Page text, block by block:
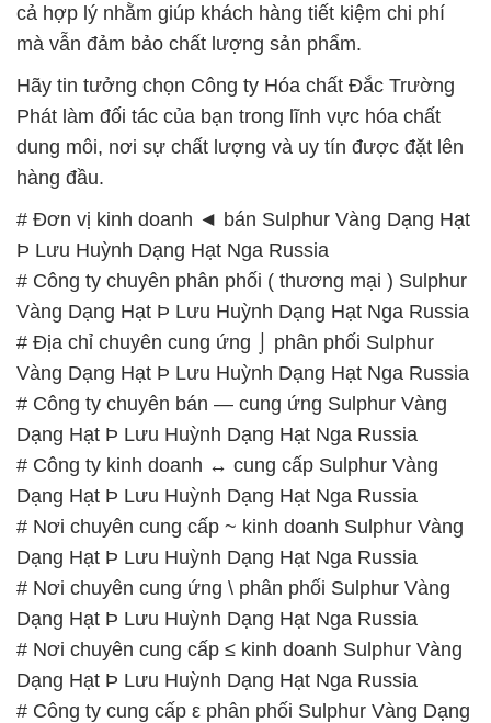
cả hợp lý nhằm giúp khách hàng tiết kiệm chi phí
mà vẫn đảm bảo chất lượng sản phẩm.
Hãy tin tưởng chọn Công ty Hóa chất Đắc Trường
Phát làm đối tác của bạn trong lĩnh vực hóa chất
dung môi, nơi sự chất lượng và uy tín được đặt lên
hàng đầu.
# Đơn vị kinh doanh ◄ bán Sulphur Vàng Dạng Hạt
Þ Lưu Huỳnh Dạng Hạt Nga Russia
# Công ty chuyên phân phối ( thương mại ) Sulphur
Vàng Dạng Hạt Þ Lưu Huỳnh Dạng Hạt Nga Russia
# Địa chỉ chuyên cung ứng ⌡ phân phối Sulphur
Vàng Dạng Hạt Þ Lưu Huỳnh Dạng Hạt Nga Russia
# Công ty chuyên bán — cung ứng Sulphur Vàng
Dạng Hạt Þ Lưu Huỳnh Dạng Hạt Nga Russia
# Công ty kinh doanh ↔ cung cấp Sulphur Vàng
Dạng Hạt Þ Lưu Huỳnh Dạng Hạt Nga Russia
# Nơi chuyên cung cấp ~ kinh doanh Sulphur Vàng
Dạng Hạt Þ Lưu Huỳnh Dạng Hạt Nga Russia
# Nơi chuyên cung ứng \ phân phối Sulphur Vàng
Dạng Hạt Þ Lưu Huỳnh Dạng Hạt Nga Russia
# Nơi chuyên cung cấp ≤ kinh doanh Sulphur Vàng
Dạng Hạt Þ Lưu Huỳnh Dạng Hạt Nga Russia
# Công ty cung cấp ε phân phối Sulphur Vàng Dạng